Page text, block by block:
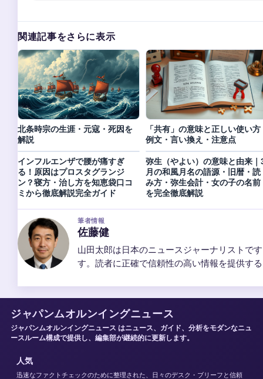
関連記事をさらに表示
北条時宗の生涯・元寇・死因を
解説
「共有」の意味と正しい使い方
例文・言い換え・注意点
インフルエンザで腰が痛すぎ
る！原因はプロスタグランジ
ン？寝方・治し方を知恵袋口コ
ミから徹底解説完全ガイド
弥生（やよい）の意味と由来｜
月の和風月名の語源・旧暦・読
み方・弥生会計・女の子の名前
を完全徹底解説
筆者情報
佐藤健
山田太郎は日本のニュースジャーナリストで
す。読者に正確で信頼性の高い情報を提供す
ジャパンムオルンイングニュース
ジャパンムオルンイングニュース はニュース、ガイド、分析をモダンなニュ
ースルーム構成で提供し、編集部が継続的に更新します。
人気
迅速なファクトチェックのために整理された、日々のデスク・ブリーフと信頼